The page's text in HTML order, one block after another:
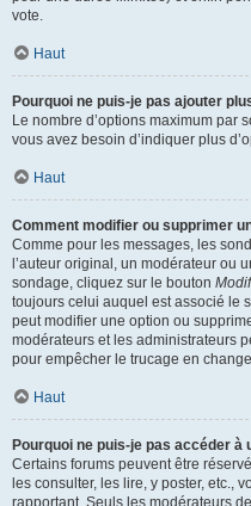
vote.
Haut
Pourquoi ne puis-je pas ajouter
Le nombre d’options maximum par
vous avez besoin d’indiquer plus
Haut
Comment modifier ou supprimer
Comme pour les messages, les
l’auteur original, un modérateur ou
sondage, cliquez sur le bouton
toujours celui auquel est associé le
peut modifier une option ou
modérateurs et les administrateurs
pour empêcher le trucage en
Haut
Pourquoi ne puis-je pas accéder à
Certains forums peuvent être
les consulter, les lire, y poster, etc.,
rapportant. Seuls les modérateurs